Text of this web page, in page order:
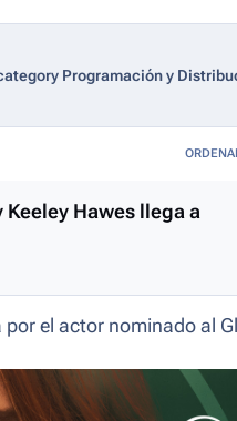
Programación y
Hawes llega a
el actor nominado al